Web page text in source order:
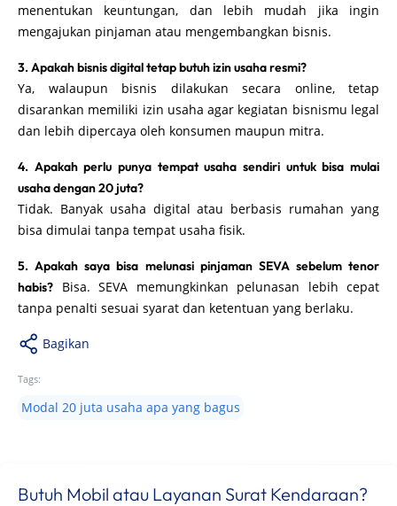
menentukan keuntungan, dan lebih mudah jika ingin
mengajukan pinjaman atau mengembangkan bisnis.
3. Apakah bisnis digital tetap butuh izin usaha resmi?
Ya, walaupun bisnis dilakukan secara online, tetap
disarankan memiliki izin usaha agar kegiatan bisnismu legal
dan lebih dipercaya oleh konsumen maupun mitra.
4. Apakah perlu punya tempat usaha sendiri untuk bisa mulai
usaha dengan 20 juta?
Tidak. Banyak usaha digital atau berbasis rumahan yang
bisa dimulai tanpa tempat usaha fisik.
5. Apakah saya bisa melunasi pinjaman SEVA sebelum tenor
habis? Bisa. SEVA memungkinkan pelunasan lebih cepat
tanpa penalti sesuai syarat dan ketentuan yang berlaku.
Bagikan
Tags:
Modal 20 juta usaha apa yang bagus
Butuh Mobil atau Layanan Surat Kendaraan?